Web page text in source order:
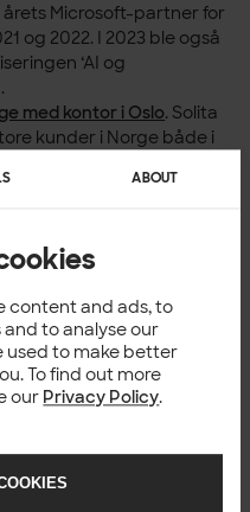
ABOUT
content and ads, to
to analyse our
used to make better
To find out more
our Privacy Policy.
Microsoft-partner for
og 2022. I 2023 ble også
‘AI og
med kontor i Oslo. Solita
kunder i Norge både i
+358 40 5166 024,